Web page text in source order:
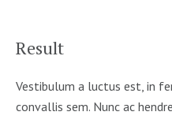
Result
Vestibulum a luctus est, in
convallis sem. Nunc ac